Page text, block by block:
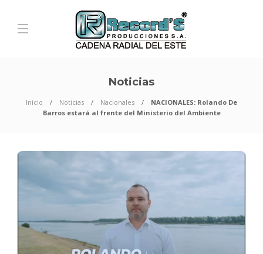
Noticias
Inicio Noticias Nacionales
NACIONALES: Rolando De
Barros estará al frente del Ministerio del Ambiente